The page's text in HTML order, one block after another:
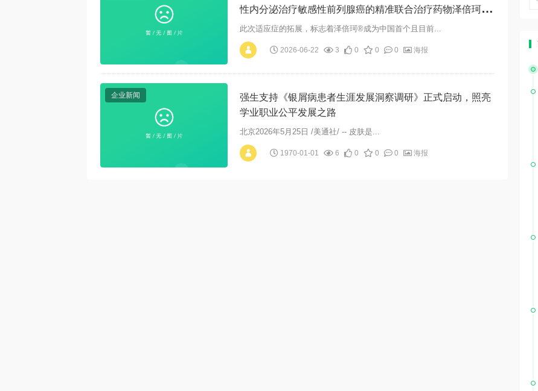
分泌治疗敏感性前列腺癌的精准联
合治疗药物泽倍珂®（尼拉帕利阿
比特龙片）在华获批"
性内分泌治疗敏感性前列腺癌的精准联合治疗药物泽倍珂
®（尼拉帕利阿比特龙片）在华获批
此次适应症的拓展，标志着泽倍珂®成为中国首个且目前...
2026-06-22 3 0 0 0 海报
企业新闻
强生支持《银屑病患者生涯发展洞察调研》正式启动，照亮
学业职业公平发展之路
北京2026年5月25日 /美通社/ -- 皮肤是...
1970-01-01 6 0 0 0 海报